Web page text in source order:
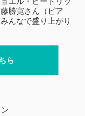
勝寛さん（ピア
んなで盛り上がり
ら